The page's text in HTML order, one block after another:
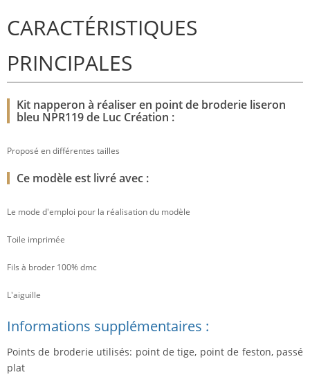
CARACTÉRISTIQUES
PRINCIPALES
Kit napperon à réaliser en point de broderie liseron
bleu NPR119 de Luc Création :
Proposé en différentes tailles
Ce modèle est livré avec :
Le mode d'emploi pour la réalisation du modèle
Toile imprimée
Fils à broder 100% dmc
L'aiguille
Informations supplémentaires :
Points de broderie utilisés: point de tige, point de feston, passé
plat